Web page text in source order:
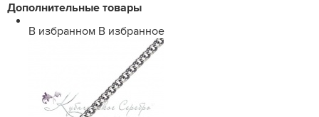
Дополнительные товары
В избранном В избранное